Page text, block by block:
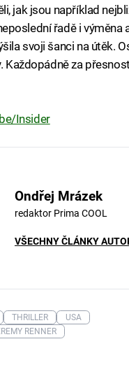
jak jsou například
řadě i
svoji šanci na útěk.
Každopádně za
Insider
Ondřej Mrázek
redaktor Prima COOL
VŠECHNY ČLÁNKY
THRILLER
USA
RENNER